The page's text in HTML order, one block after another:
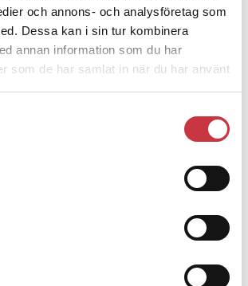
och annons- och analysföretag som
Dessa kan i sin tur kombinera
annan information som du har
som de har samlat in när du har använt
Det är inte evidenskrav som